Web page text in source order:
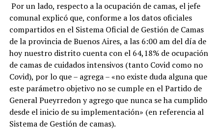
Por un lado, respecto a la ocupación de camas, el jefe
comunal explicó que, conforme a los datos oficiales
compartidos en el Sistema Oficial de Gestión de Camas
de la provincia de Buenos Aires, a las 6:00 am del día de
hoy nuestro distrito cuenta con el 64,18% de ocupación
de camas de cuidados intensivos (tanto Covid como no
Covid), por lo que – agrega – «no existe duda alguna que
este parámetro objetivo no se cumple en el Partido de
General Pueyrredon y agrego que nunca se ha cumplido
desde el inicio de su implementación» (en referencia al
Sistema de Gestión de camas).